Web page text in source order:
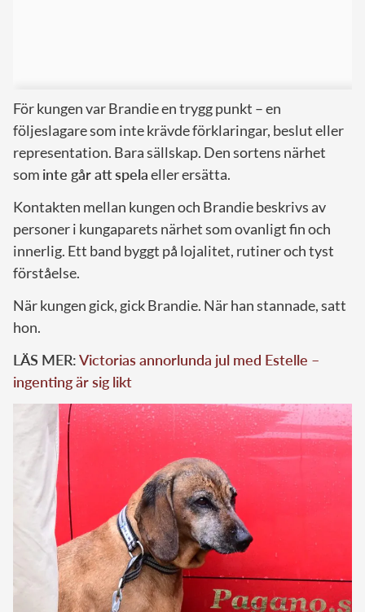
För kungen var Brandie en trygg punkt – en
följeslagare som inte krävde förklaringar, beslut eller
representation. Bara sällskap. Den sortens närhet
som inte går att spelaeller ersätta.
Kontakten mellan kungen och Brandie beskrivs av
personer i kungaparets närhet som ovanligt fin och
innerlig. Ett band byggt på lojalitet, rutiner och tyst
förståelse.
När kungen gick, gick Brandie. När han stannade, satt
hon.
LÄS MER:Victorias annorlunda jul med Estelle –
ingenting är sig likt